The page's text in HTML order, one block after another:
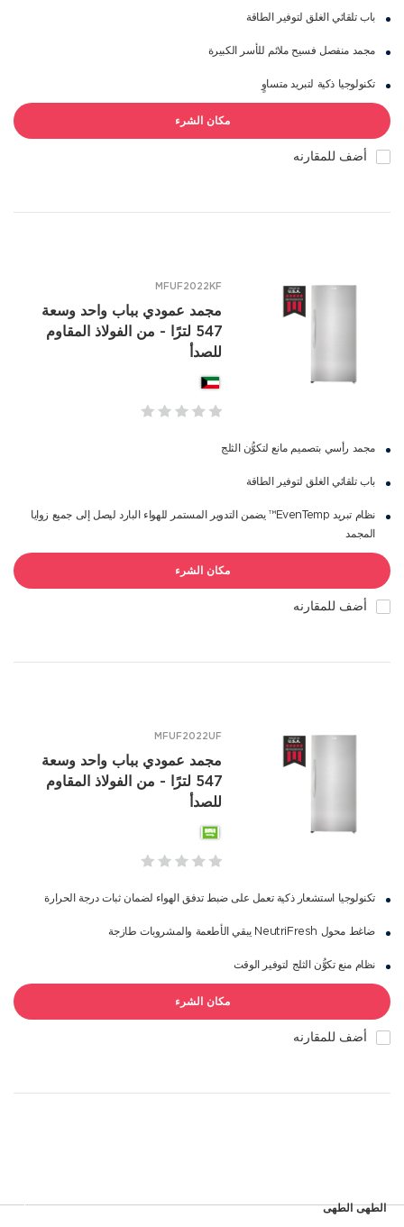
باب تلقائي الغلق لتوفير الطاقة
مجمد منفصل فسيح ملائم للأسر الكبيرة
تكنولوجيا ذكية لتبريد متساوٍ
مكان الشرء
أضف للمقارنه
MFUF2022KF
مجمد عمودي بباب واحد وسعة
547 لترًا - من الفولاذ المقاوم
للصدأ
مجمد رأسي بتصميم مانع لتكوُّن الثلج
باب تلقائي الغلق لتوفير الطاقة
نظام تبريد EvenTemp™ يضمن التدوير المستمر للهواء البارد ليصل إلى جميع زوايا
المجمد
مكان الشرء
أضف للمقارنه
MFUF2022UF
مجمد عمودي بباب واحد وسعة
547 لترًا - من الفولاذ المقاوم
للصدأ
تكنولوجيا استشعار ذكية تعمل على ضبط تدفق الهواء لضمان ثبات درجة الحرارة
ضاغط محول NeutriFresh‎ يبقي الأطعمة والمشروبات طازجة
نظام منع تكوُّن الثلج لتوفير الوقت
مكان الشرء
أضف للمقارنه
الطهى الطهى